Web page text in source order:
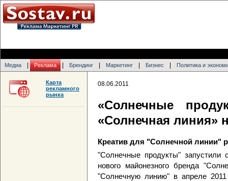
Медиа Реклама Брендинг Маркетинг Бизнес Политика и
08.06.2011
«Солнечные
«Солнечная линия»
Креатив для "Солнечной линии"
"Солнечные продукты"
нового майонезного бренда
"Солнечную линию" в апреле
Карта
рекламного
рынка